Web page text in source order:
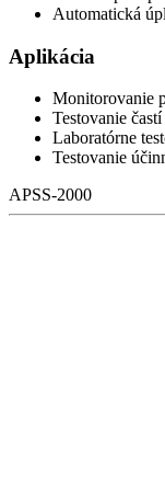
Automatická
Aplikácia
Monitorovanie
Testovanie
Laboratórne
Testovanie
APSS-2000